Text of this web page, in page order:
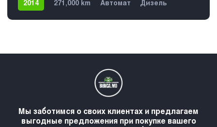
2014 271,000 km Автомат
Дизель
Мы заботимся о своих клиентах и предлагаем
выгодные предложения при покупке вашего